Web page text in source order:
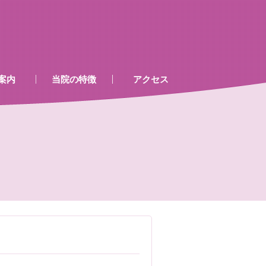
内
処置室
ン室心電図
当院の特徴
検査及び病名一覧
アクセス